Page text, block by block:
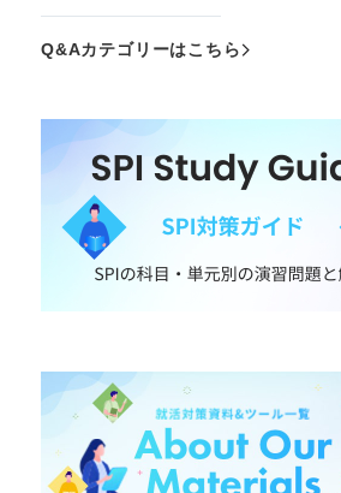
Q&Aカテゴリーはこちら